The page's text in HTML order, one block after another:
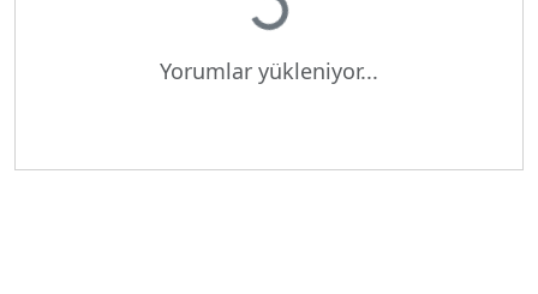
Yükleniyor...
Yorumlar yükleniyor...